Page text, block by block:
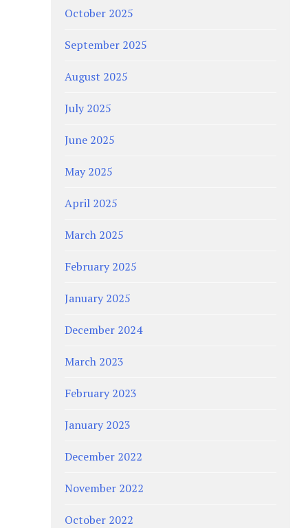
October 2025
September 2025
August 2025
July 2025
June 2025
May 2025
April 2025
March 2025
February 2025
January 2025
December 2024
March 2023
February 2023
January 2023
December 2022
November 2022
October 2022